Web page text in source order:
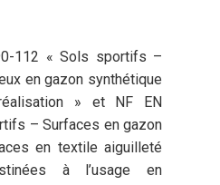
112 « Sols sportifs –
en gazon synthétique
» et NF EN
– Surfaces en gazon
en textile aiguilleté
à l’usage en